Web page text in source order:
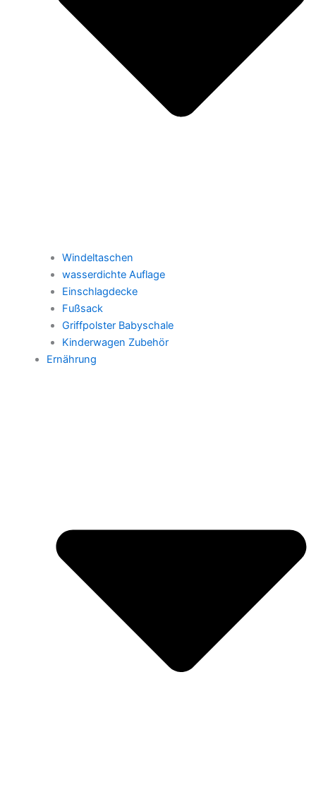
Windeltaschen
wasserdichte Auflage
Einschlagdecke
Fußsack
Griffpolster Babyschale
Kinderwagen Zubehör
Ernährung